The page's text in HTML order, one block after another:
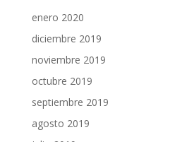
enero 2020
diciembre 2019
noviembre 2019
octubre 2019
septiembre 2019
agosto 2019